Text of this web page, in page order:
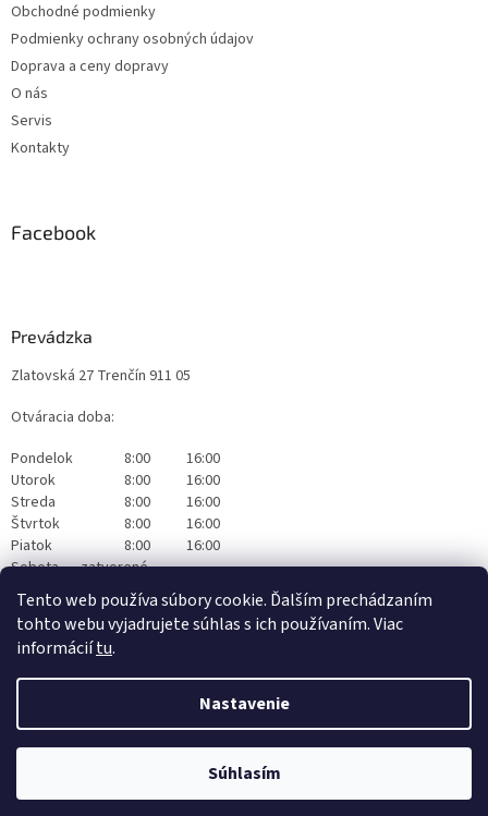
Tento web používa súbory cookie. Ďalším prechádzaním
tohto webu vyjadrujete súhlas s ich používaním. Viac
informáciítu.
Nastavenie
Súhlasím
Obchodné podmienky
Podmienky ochrany osobných údajov
Doprava a ceny dopravy
O nás
Servis
Kontakty
Facebook
Prevádzka
Zlatovská 27 Trenčín 911 05
Otváracia doba:
Pondelok
8:00
16:00
Utorok
8:00
16:00
Streda
8:00
16:00
Štvrtok
8:00
16:00
Piatok
8:00
16:00
Sobota
zatvorené
Nedeľa
zatvorené
Vytvoril Shoptet|Realizoval Appgrade
Originalwapka. Všetky práva vyhradené.